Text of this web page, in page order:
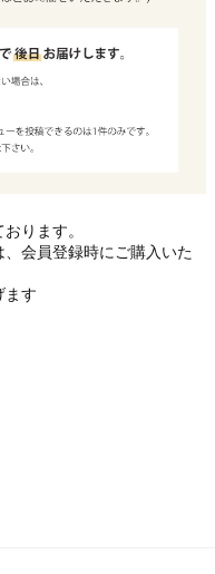
ります。
会員登録時にご購入いた
ます